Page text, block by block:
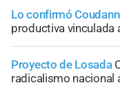
Lo confirmó
productiva vinculada
Proyecto de Losada
radicalismo nacional